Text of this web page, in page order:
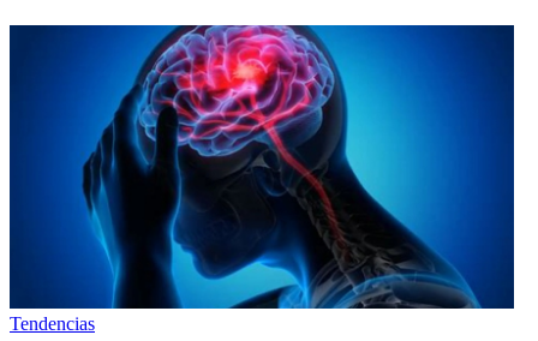
Tendencias